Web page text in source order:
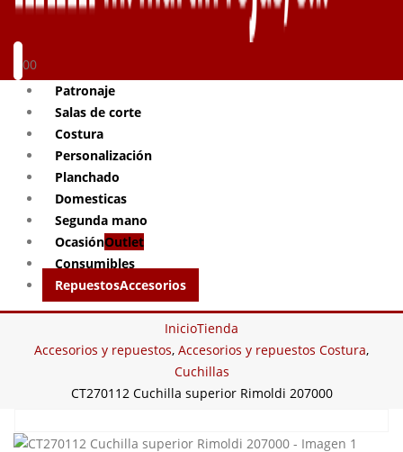
00
Patronaje
Salas de corte
Costura
Personalización
Planchado
Domesticas
Segunda mano
OcasiónOutlet
Consumibles
RepuestosAccesorios
InicioTienda
Accesorios y repuestos, Accesorios y repuestos Costura,
Cuchillas
CT270112 Cuchilla superior Rimoldi 207000